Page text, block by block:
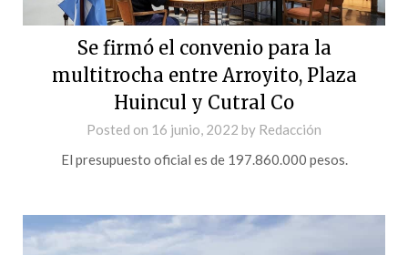
Se firmó el convenio para la
multitrocha entre Arroyito, Plaza
Huincul y Cutral Co
Posted on 16 junio, 2022 by Redacción
El presupuesto oficial es de 197.860.000 pesos.